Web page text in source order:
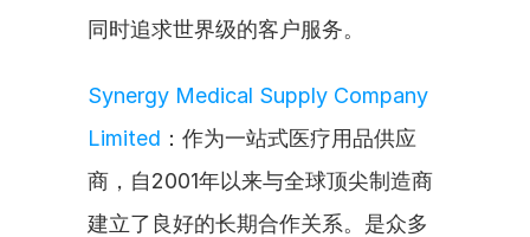
同时追求世界级的客户服务。
Synergy Medical Supply Company
Limited ：作为一站式医疗用品供应
商，自2001年以来与全球顶尖制造商
建立了良好的长期合作关系。是众多